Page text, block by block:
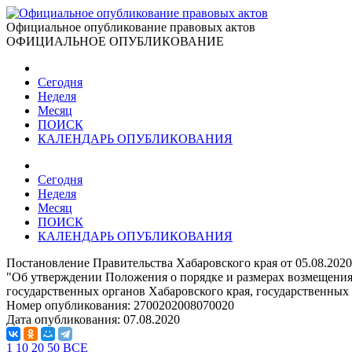
Официальное опубликование правовых актов
ОФИЦИАЛЬНОЕ ОПУБЛИКОВАНИЕ
Сегодня
Неделя
Месяц
ПОИСК
КАЛЕНДАРЬ ОПУБЛИКОВАНИЯ
Сегодня
Неделя
Месяц
ПОИСК
КАЛЕНДАРЬ ОПУБЛИКОВАНИЯ
Постановление Правительства Хабаровского края от
"Об утверждении Положения о порядке и размерах
государственных органов Хабаровского края,
Номер опубликования: 2700202008070020
Дата опубликования: 07.08.2020
1 10 20 50 ВСЕ